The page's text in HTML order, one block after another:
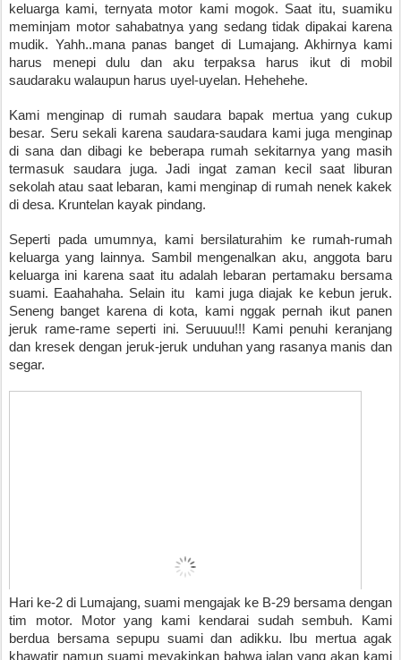
keluarga kami, ternyata motor kami mogok. Saat itu, suamiku
meminjam motor sahabatnya yang sedang tidak dipakai karena
mudik. Yahh..mana panas banget di Lumajang. Akhirnya kami
harus menepi dulu dan aku terpaksa harus ikut di mobil
saudaraku walaupun harus uyel-uyelan. Hehehehe.
Kami menginap di rumah saudara bapak mertua yang cukup
besar. Seru sekali karena saudara-saudara kami juga menginap
di sana dan dibagi ke beberapa rumah sekitarnya yang masih
termasuk saudara juga. Jadi ingat zaman kecil saat liburan
sekolah atau saat lebaran, kami menginap di rumah nenek kakek
di desa. Kruntelan kayak pindang.
Seperti pada umumnya, kami bersilaturahim ke rumah-rumah
keluarga yang lainnya. Sambil mengenalkan aku, anggota baru
keluarga ini karena saat itu adalah lebaran pertamaku bersama
suami. Eaahahaha. Selain itu  kami juga diajak ke kebun jeruk.
Seneng banget karena di kota, kami nggak pernah ikut panen
jeruk rame-rame seperti ini. Seruuuu!!! Kami penuhi keranjang
dan kresek dengan jeruk-jeruk unduhan yang rasanya manis dan
segar.
Hari ke-2 di Lumajang, suami mengajak ke B-29 bersama dengan
tim motor. Motor yang kami kendarai sudah sembuh. Kami
berdua bersama sepupu suami dan adikku. Ibu mertua agak
khawatir namun suami meyakinkan bahwa jalan yang akan kami